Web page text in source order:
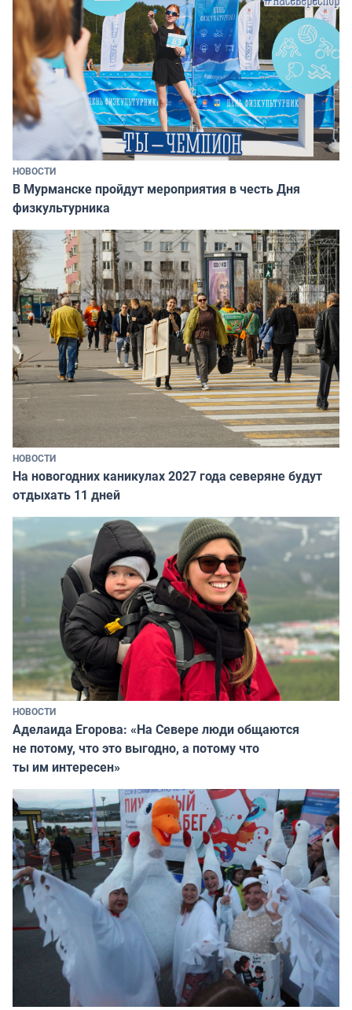
НОВОСТИ
В Мурманске пройдут мероприятия в честь Дня
физкультурника
НОВОСТИ
На новогодних каникулах 2027 года северяне будут
отдыхать 11 дней
НОВОСТИ
Аделаида Егорова: «На Севере люди общаются
не потому, что это выгодно, а потому что
ты им интересен»